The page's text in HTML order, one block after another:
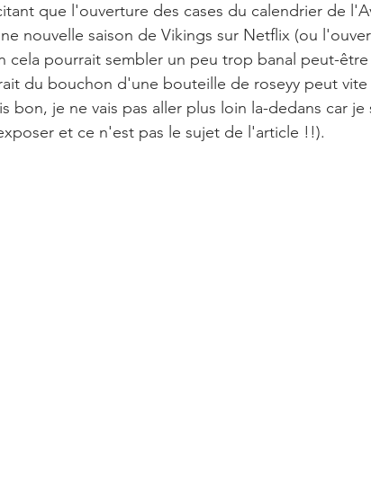
que l'ouverture des cases du calendrier de
nouvelle saison de Vikings sur Netflix (ou
cela pourrait sembler un peu trop banal peut-
du bouchon d'une bouteille de roseyy peut
bon, je ne vais pas aller plus loin la-dedans car
et ce n'est pas le sujet de l'article !!).